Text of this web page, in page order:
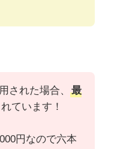
された場合、
最
ています！
円なので六本